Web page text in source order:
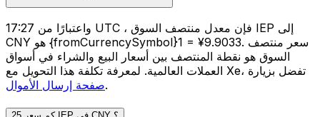
واعتبارًا من 17:27 UTC ، فإن معدل منتصف السوق IEP إلى
CNY هو {fromCurrencySymbol}1 = ¥9.9033. سعر منتصف
السوق هو نقطة المنتصف بين أسعار البيع والشراء في أسواق
العملات العالمية. لمعرفة تكلفة هذا التحويل مع Xe، تفضل بزيارة
صفحة إرسال الأموال.